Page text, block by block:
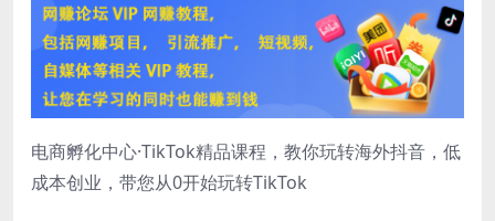
电商孵化中心·TikTok精品课程，教你玩转海外抖音，低
成本创业，带您从0开始玩转TikTok